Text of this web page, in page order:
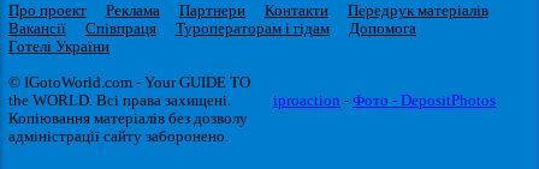
Про проект Реклама Партнери Контакти
Передрук матеріалів
Вакансії
Співпраця Туроператорам і гідам
Допомога
Готелі України
© IGotoWorld.com - Your GUIDE TO
the WORLD. Всі права захищені.
Копіювання матеріалів без дозволу
адміністрації сайту заборонено.
iproaction - Фото - DepositPhotos